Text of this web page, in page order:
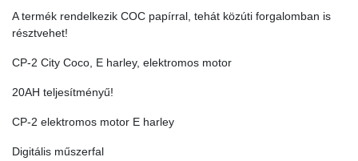
A termék rendelkezik COC papírral, tehát közúti forgalomban is
résztvehet!
CP-2 City Coco, E harley, elektromos motor
20AH teljesítményű!
CP-2 elektromos motor E harley
Digitális műszerfal